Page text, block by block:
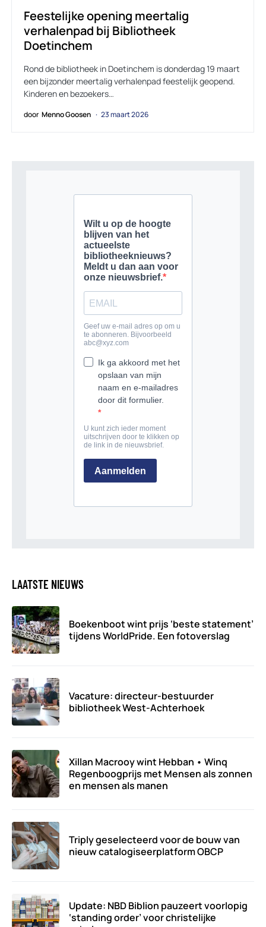
Feestelijke opening meertalig
verhalenpad bij Bibliotheek
Doetinchem
Rond de bibliotheek in Doetinchem is donderdag 19 maart
een bijzonder meertalig verhalenpad feestelijk geopend.
Kinderen en bezoekers…
door Menno Goosen 23 maart 2026
LAATSTE NIEUWS
Boekenboot wint prijs ‘beste statement’
tijdens WorldPride. Een fotoverslag
Vacature: directeur-bestuurder
bibliotheek West-Achterhoek
Xillan Macrooy wint Hebban • Winq
Regenboogprijs met Mensen als zonnen
en mensen als manen
Triply geselecteerd voor de bouw van
nieuw catalogiseerplatform OBCP
Update: NBD Biblion pauzeert voorlopig
‘standing order’ voor christelijke